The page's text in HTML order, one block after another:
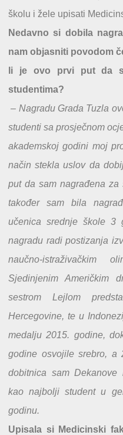
školu i žele upisati
Nedavno si dobila
nam objasniti povodom
li je ovo prvi put da
studentima?
– Nagradu Grada Tuzla
studenti sa prosječnom
akademskoj godini moj
način stekla uslov da
put da sam nagrađena za
također sam bila
učenica srednje škole 3
nagradu radi postizanja
naučno-istraživačkim
Sjedinjenim Američkim
sestrom Lejlom
Hercegovine, te u
medalju 2015. godine,
godine osvojile srebro, a
dobitnica sam Dekanove
kao najbolji student u
godinu.
Upisala si Medicinski